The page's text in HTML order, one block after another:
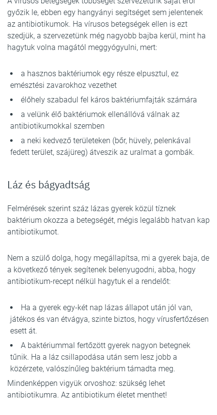
győzik le, ebben egy hangyányi segítséget sem jelentenek
az antibiotikumok. Ha vírusos betegségek ellen is ezt
szedjük, a szervezetünk még nagyobb bajba kerül, mint ha
hagytuk volna magától meggyógyulni, mert:
a hasznos baktériumok egy része elpusztul, ez
emésztési zavarokhoz vezethet
élőhely szabadul fel káros baktériumfajták számára
a velünk élő baktériumok ellenállóvá válnak az
antibiotikumokkal szemben
a neki kedvező területeken (bőr, hüvely, pelenkával
fedett terület, szájüreg) átveszik az uralmat a gombák.
Láz és bágyadtság
Felmérések szerint száz lázas gyerek közül tíznek
baktérium okozza a betegségét, mégis legalább hatvan kap
antibiotikumot.
Nem a szülő dolga, hogy megállapítsa, mi a gyerek baja, de
a következő tények segítenek belenyugodni, abba, hogy
antibiotikum-recept nélkül hagytuk el a rendelőt:
Ha a gyerek egy-két nap lázas állapot után jól van,
játékos és van étvágya, szinte biztos, hogy vírusfertőzésen
esett át.
A baktériummal fertőzött gyerek nagyon betegnek
tűnik. Ha a láz csillapodása után sem lesz jobb a
közérzete, valószínűleg baktérium támadta meg.
Mindenképpen vigyük orvoshoz: szükség lehet
antibiotikumra. Az antibiotikum életet menthet!